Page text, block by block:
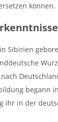
können.
Sibirien
begann
ihr in der